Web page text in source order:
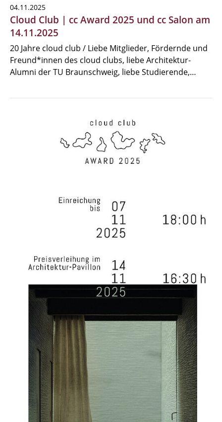
04.11.2025
Cloud Club | cc Award 2025 und cc Salon am
14.11.2025
20 Jahre cloud club / Liebe Mitglieder, Fördernde und
Freund*innen des cloud clubs, liebe Architektur-
Alumni der TU Braunschweig, liebe Studierende,…